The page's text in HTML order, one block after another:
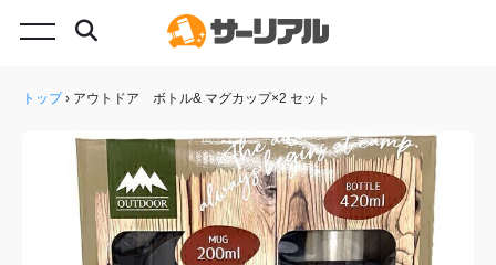
トップ› アウトドア ボトル& マグカップ×2 セット